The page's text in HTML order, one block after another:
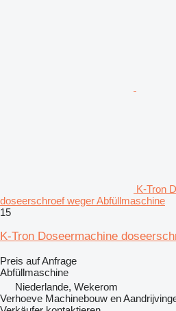
K-Tron
doseerschroef weger Abfüllmaschine
15
K-Tron Doseermachine
Preis auf Anfrage
Abfüllmaschine
Niederlande, Wekerom
Verhoeve Machinebouw en